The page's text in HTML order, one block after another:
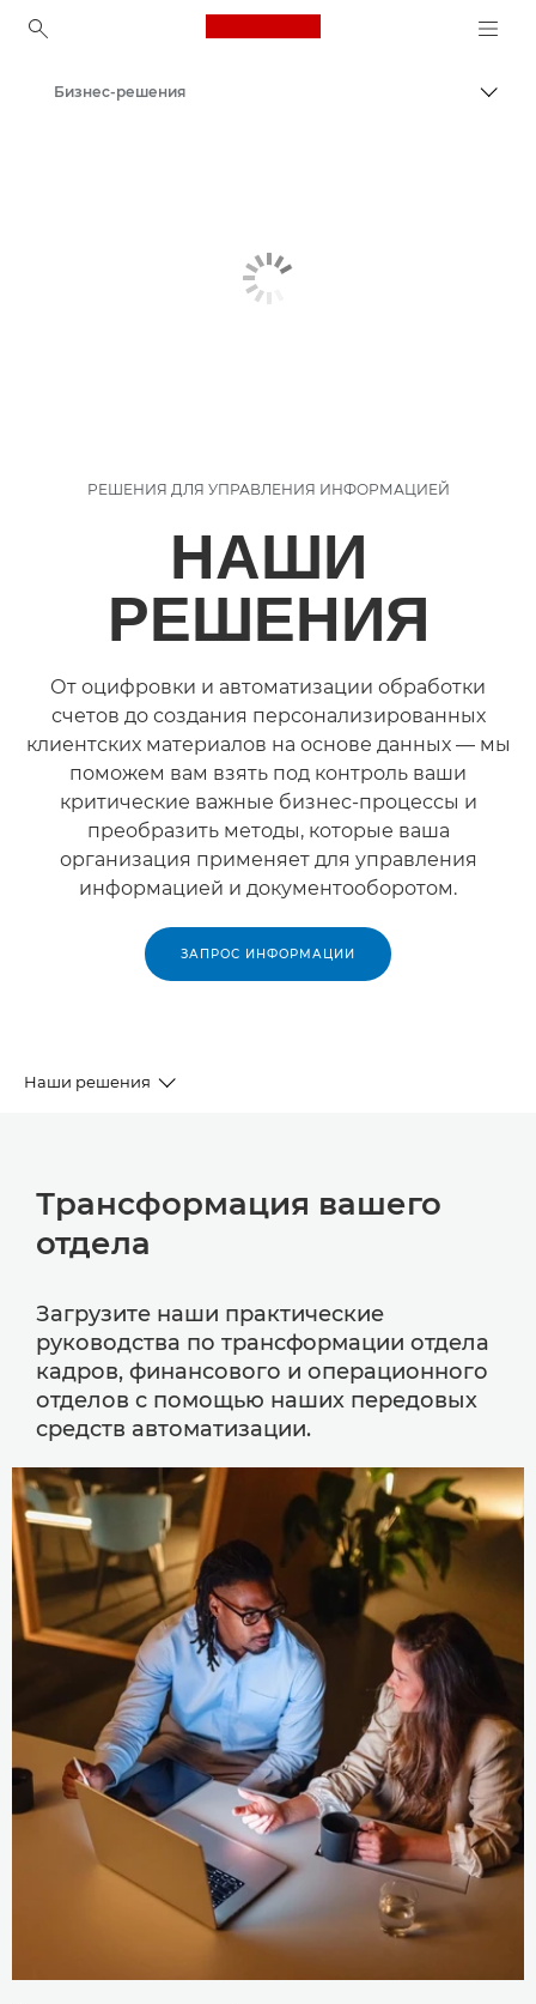
Canon Logo, back to
Бизнес-решения
РЕШЕНИЯ ДЛЯ УПРАВЛЕНИЯ ИНФОРМАЦИЕЙ
НАШИ
РЕШЕНИЯ
От оцифровки и автоматизации обработки
счетов до создания персонализированных
клиентских материалов на основе данных — мы
поможем вам взять под контроль ваши
критические важные бизнес-процессы и
преобразить методы, которые ваша
организация применяет для управления
информацией и документооборотом.
ЗАПРОС ИНФОРМАЦИИ
Наши решения
РЕШЕНИЯ
АНАЛИТИКА
СВЯЖИТЕСЬ С НАМИ
Трансформация вашего
отдела
Загрузите наши практические
руководства по трансформации отдела
кадров, финансового и операционного
отделов с помощью наших передовых
средств автоматизации.